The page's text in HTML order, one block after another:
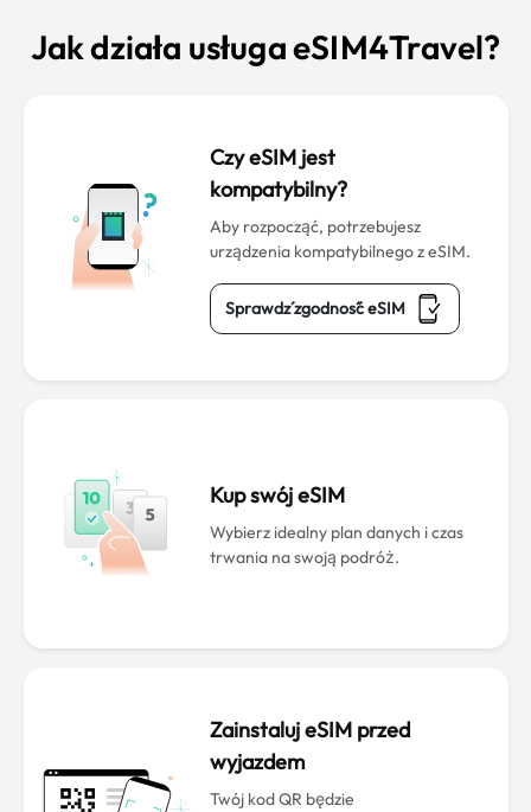
Jak działa usługa eSIM4Travel?
Czy eSIM jest
kompatybilny?
Aby rozpocząć, potrzebujesz
urządzenia kompatybilnego z eSIM.
Sprawdź zgodność eSIM
Kup swój eSIM
Wybierz idealny plan danych i czas
trwania na swoją podróż.
Zainstaluj eSIM przed
wyjazdem
Twój kod QR będzie